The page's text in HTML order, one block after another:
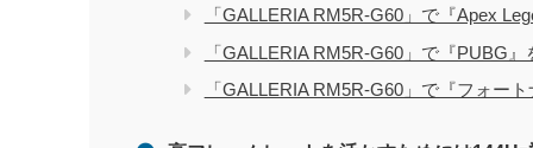
「GALLERIA RM5R-G60」で『Apex
「GALLERIA RM5R-G60」で『PUBG
「GALLERIA RM5R-G60」で『フォー